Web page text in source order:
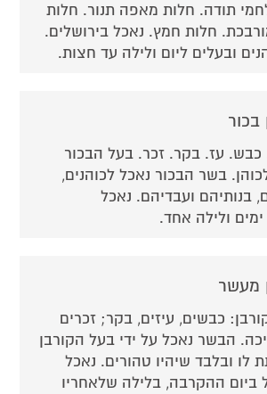
תודה. חלות מאפה תנור. חלות
חלות חמץ. נאכל בירושלים.
ובעלים ליום ולילה עד חצות.
בכור
כבש. עז. בקר. זכר. בעל הבכור
בשר הבכור נאכל לכוהנים,
בנותיהם ועבדיהם. נאכל
ולילה אחד.
מעשר
כבשים, עיזים, בקר; זכרים
הבשר נאכל על ידי בעל הקורבן
לו ובלבד שיהיו טהורים. נאכל
ביום ההקרבה, בלילה שלאחריו